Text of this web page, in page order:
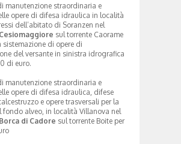
manutenzione straordinaria e
opere di difesa idraulica in località
dell’abitato di Soranzen nel
Cesiomaggiore sul torrente Caorame
sistemazione di opere di
del versante in sinistra idrografica
di euro.
manutenzione straordinaria e
opere di difesa idraulica, difese
e opere trasversali per la
fondo alveo, in località Villanova nel
Borca di Cadore sul torrente Boite per